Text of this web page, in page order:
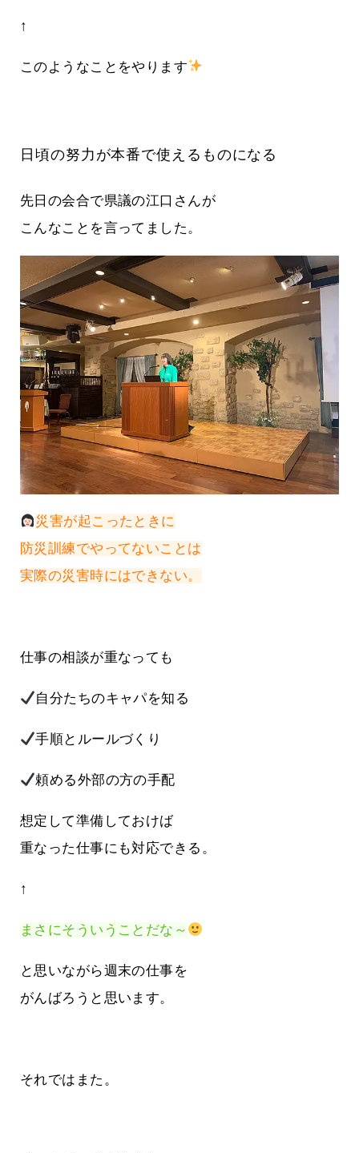
↑
このようなことをやります
日頃の努力が本番で使えるものになる
先日の会合で県議の江口さんが
こんなことを言ってました。
災害が起こったときに
防災訓練でやってないことは
実際の災害時にはできない。
仕事の相談が重なっても
自分たちのキャパを知る
手順とルールづくり
頼める外部の方の手配
想定して準備しておけば
重なった仕事にも対応できる。
↑
まさにそういうことだな～
と思いながら週末の仕事を
がんばろうと思います。
それではまた。